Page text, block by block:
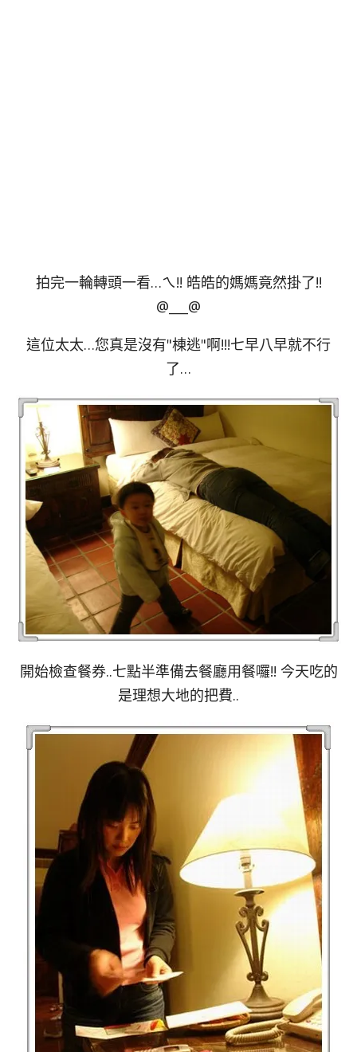
拍完一輪轉頭一看…ㄟ!! 皓皓的媽媽竟然掛了!!
@___@
這位太太…您真是沒有"棟逃"啊!!!七早八早就不行
了…
開始檢查餐券..七點半準備去餐廳用餐囉!! 今天吃的
是理想大地的把費..